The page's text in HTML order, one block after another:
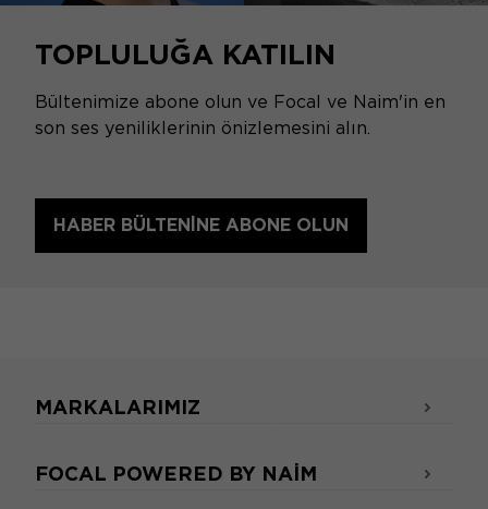
TOPLULUĞA KATILIN
Bültenimize abone olun ve Focal ve Naim'in en
son ses yeniliklerinin önizlemesini alın.
HABER BÜLTENINE ABONE OLUN
MARKALARIMIZ
FOCAL POWERED BY NAIM